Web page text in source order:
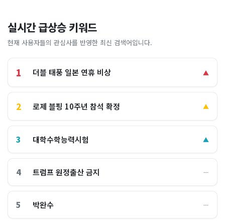
실시간 급상승 키워드
현재 사용자들의 관심사를 반영한 최신 검색어입니다.
1 더블 태풍 일본 연휴 비상 ▲
2 로제 블핑 10주년 참석 확정 ▲
3 대학수학능력시험 ▲
4 트럼프 원정출산 금지 ―
5 박완수 ―